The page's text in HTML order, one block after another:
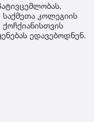
კოლეგიის
ედავებოდნენ.